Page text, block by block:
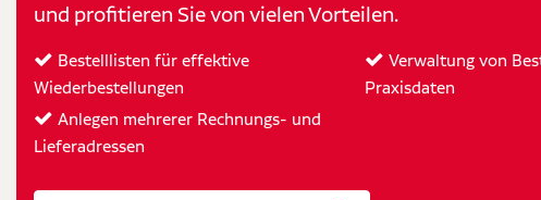
und profitieren Sie von vielen Vorteilen.
Bestelllisten für effektive
Wiederbestellungen
Anlegen mehrerer Rechnungs- und
Lieferadressen
Verwaltung von
Praxisdaten